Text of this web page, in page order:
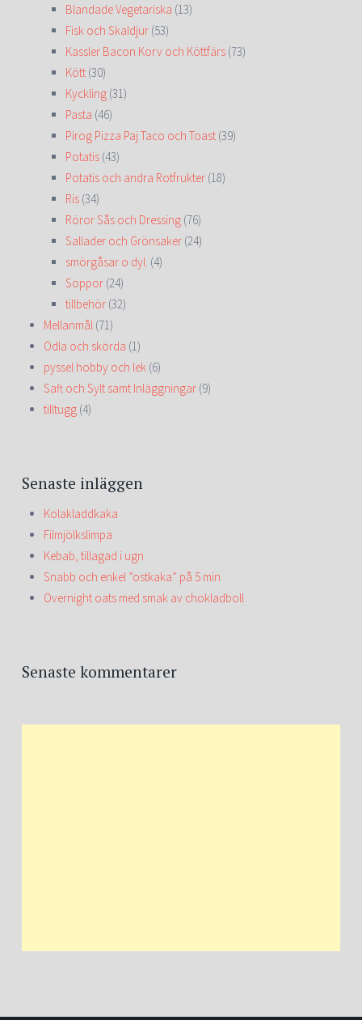
Blandade Vegetariska (13)
Fisk och Skaldjur (53)
Kassler Bacon Korv och Köttfärs (73)
Kött (30)
Kyckling (31)
Pasta (46)
Pirog Pizza Paj Taco och Toast (39)
Potatis (43)
Potatis och andra Rotfrukter (18)
Ris (34)
Röror Sås och Dressing (76)
Sallader och Grönsaker (24)
smörgåsar o dyl. (4)
Soppor (24)
tillbehör (32)
Mellanmål (71)
Odla och skörda (1)
pyssel hobby och lek (6)
Saft och Sylt samt Inläggningar (9)
tilltugg (4)
Senaste inläggen
Kolakladdkaka
Filmjölkslimpa
Kebab, tillagad i ugn
Snabb och enkel ”ostkaka” på 5 min
Overnight oats med smak av chokladboll
Senaste kommentarer